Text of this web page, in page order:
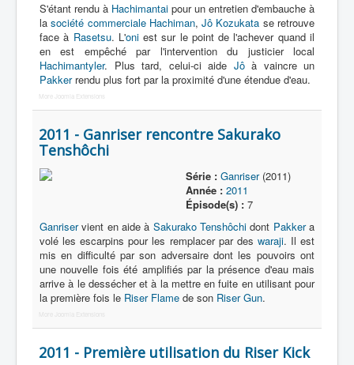
S'étant rendu à Hachimantai pour un entretien d'embauche à
lasociété commerciale Hachiman,Jô Kozukata se retrouve
face à Rasetsu. L'oniest sur le point de l'achever quand il
en est empêché par l'intervention du justicier local
Hachimantyler. Plus tard, celui-ci aide Jôà vaincre un
Pakkerrendu plus fort par la proximité d'une étendue d'eau.
More Joomla Extensions
2011 - Ganriser rencontre Sakurako
Tenshôchi
Série : Ganriser(2011)
Année : 2011
Épisode(s) : 7
Ganriservient en aide à Sakurako Tenshôchi dont Pakkera
volé les escarpins pour les remplacer par des waraji. Il est
mis en difficulté par son adversaire dont les pouvoirs ont
une nouvelle fois été amplifiés par la présence d'eau mais
arrive à le dessécher et à la mettre en fuite en utilisant pour
la première fois le Riser Flame de son Riser Gun.
More Joomla Extensions
2011 - Première utilisation du Riser Kick